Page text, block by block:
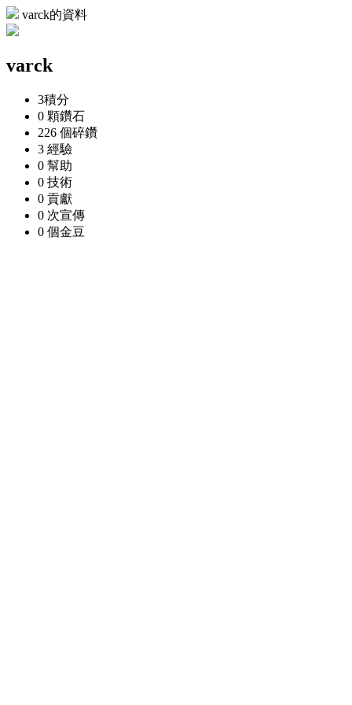
varck的資料
varck
3積分
0 顆鑽石
226 個碎鑽
3 經驗
0 幫助
0 技術
0 貢獻
0 次宣傳
0 個金豆